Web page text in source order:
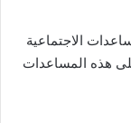
الاجتماعية
هذه المساعدات